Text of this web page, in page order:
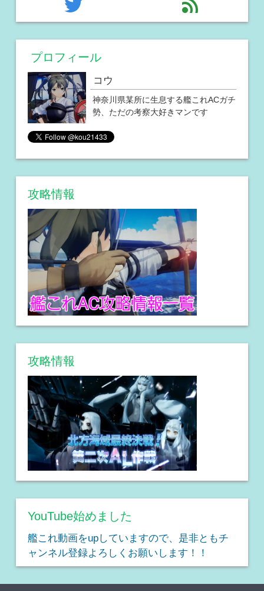
プロフィール
コウ
神奈川県某所に生息する艦これACガチ
勢、ただの考察大好きマンです
攻略情報
攻略情報
YouTube始めました
艦これ動画をupしていますので、是非ともチ
ャンネル登録よろしくお願いします！！